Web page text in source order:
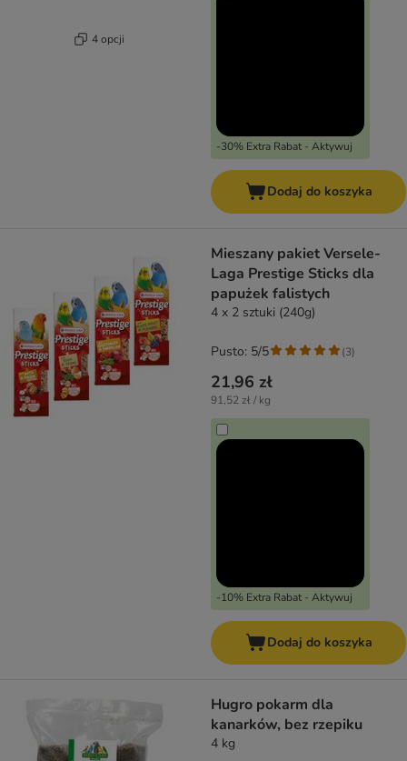
4 opcji
-30% Extra Rabat - Aktywuj
Dodaj do koszyka
Mieszany pakiet Versele-
Laga Prestige Sticks dla
papużek falistych
4 x 2 sztuki (240g)
21,96 zł
91,52 zł / kg
-10% Extra Rabat - Aktywuj
Pusto: 5/5 (3)
Dodaj do koszyka
Hugro pokarm dla
kanarków, bez rzepiku
4 kg